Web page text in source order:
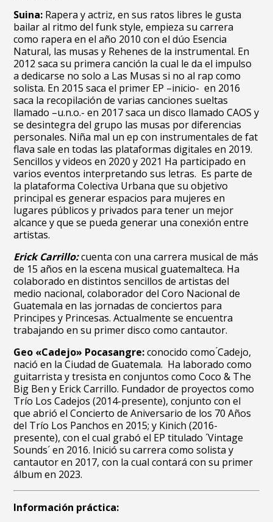
Suina: Rapera y actriz, en sus ratos libres le gusta
bailar al ritmo del funk style, empieza su carrera
como rapera en el año 2010 con el dúo Esencia
Natural, las musas y Rehenes de la instrumental. En
2012 saca su primera canción la cual le da el impulso
a dedicarse no solo a Las Musas si no al rap como
solista. En 2015 saca el primer EP –inicio- en 2016
saca la recopilación de varias canciones sueltas
llamado –u.n.o.- en 2017 saca un disco llamado CAOS y
se desintegra del grupo las musas por diferencias
personales. Niña mal un ep con instrumentales de fat
flava sale en todas las plataformas digitales en 2019.
Sencillos y videos en 2020 y 2021 Ha participado en
varios eventos interpretando sus letras. Es parte de
la plataforma Colectiva Urbana que su objetivo
principal es generar espacios para mujeres en
lugares públicos y privados para tener un mejor
alcance y que se pueda generar una conexión entre
artistas.
Erick Carrillo:cuenta con una carrera musical de más
de 15 años en la escena musical guatemalteca. Ha
colaborado en distintos sencillos de artistas del
medio nacional, colaborador del Coro Nacional de
Guatemala en las jornadas de conciertos para
Principes y Princesas. Actualmente se encuentra
trabajando en su primer disco como cantautor.
Geo «Cadejo» Pocasangre:conocido como ́Cadejo,
nació en la Ciudad de Guatemala. Ha laborado como
guitarrista y tresista en conjuntos como Coco & The
Big Ben y Erick Carrillo. Fundador de proyectos como
Trío Los Cadejos (2014-presente), conjunto con el
que abrió el Concierto de Aniversario de los 70 Años
del Trío Los Panchos en 2015; y Kinich (2016-
presente), con el cual grabó el EP titulado ´Vintage
Sounds´ en 2016. Inició su carrera como solista y
cantautor en 2017, con la cual contará con su primer
álbum en 2023.
Información práctica: